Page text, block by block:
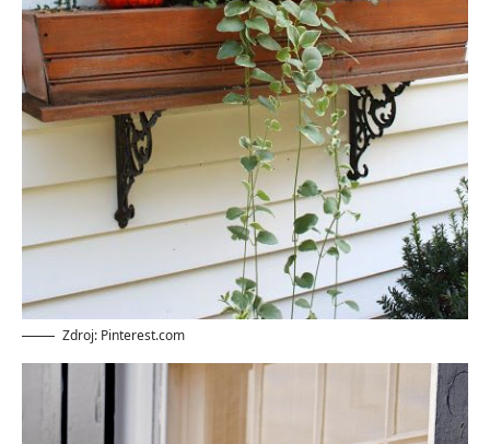
Zdroj: Pinterest.com